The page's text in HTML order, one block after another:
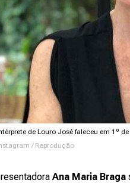
de Louro José faleceu em 1º
/ Reprodução
Ana Maria Braga